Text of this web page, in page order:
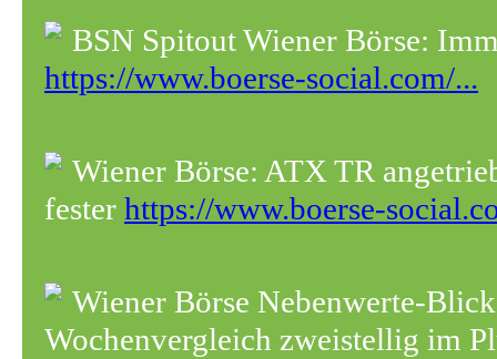
BSN Spitout Wiener Börse:
https://www.boerse-social.com/...
Wiener Börse: ATX TR
fester https://www.boerse-
Wiener Börse Nebenwerte-
Wochenvergleich zweistellig im